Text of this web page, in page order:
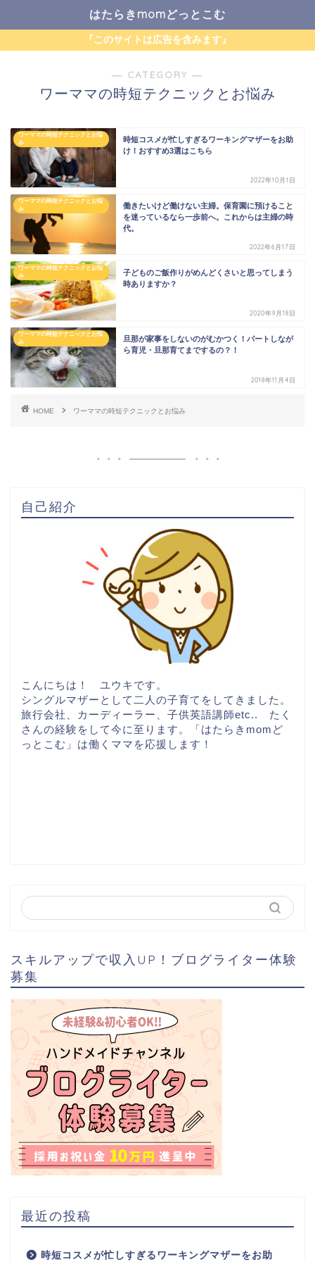
はたらきmomどっとこむ
『このサイトは広告を含みます』
― CATEGORY ―
ワーママの時短テクニックとお悩み
ワーママの時短テクニックとお悩
み
時短コスメが忙しすぎるワーキングマザーをお助
け！おすすめ3選はこちら
2022年10月1日
ワーママの時短テクニックとお悩
み
働きたいけど働けない主婦。保育園に預けること
を迷っているなら一歩前へ。これからは主婦の時
代。
2022年6月17日
ワーママの時短テクニックとお悩
み
子どものご飯作りがめんどくさいと思ってしまう
時ありますか？
2020年9月18日
ワーママの時短テクニックとお悩
み
旦那が家事をしないのがむかつく！パートしなが
ら育児・旦那育てまでするの？！
2018年11月4日
HOME ワーママの時短テクニックとお悩み
自己紹介
こんにちは！ ユウキです。
シングルマザーとして二人の子育てをしてきました。
旅行会社、カーディーラー、子供英語講師etc.. たく
さんの経験をして今に至ります。「はたらきmomど
っとこむ」は働くママを応援します！
スキルアップで収入UP！ブログライター体験
募集
最近の投稿
時短コスメが忙しすぎるワーキングマザーをお助